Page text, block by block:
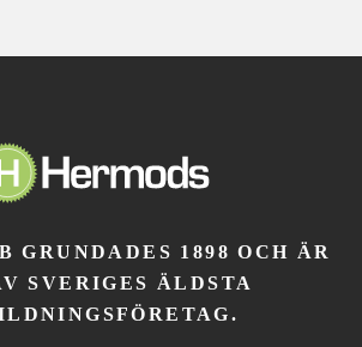
GRUNDADES 1898 OCH ÄR
SVERIGES ÄLDSTA